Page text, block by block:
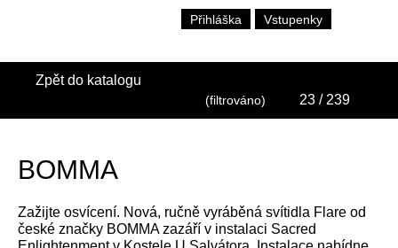
Přihláška Vstupenky
Zpět do katalogu
(filtrováno) 23 / 239
BOMMA
Zažijte osvícení. Nová, ručně vyráběná svítidla Flare od
české značky BOMMA zazáří v instalaci Sacred